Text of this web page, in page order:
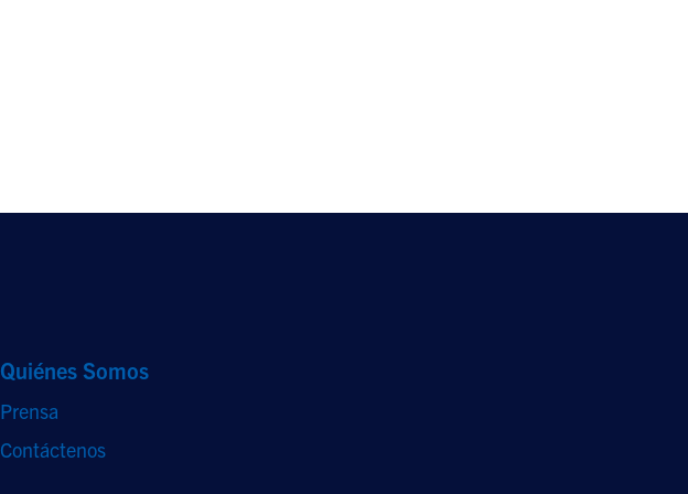
Quiénes Somos
Prensa
Contáctenos